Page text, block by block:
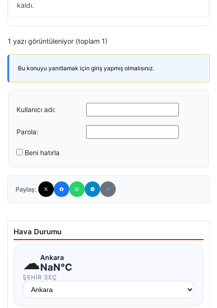
kaldı.
1 yazı görüntüleniyor (toplam 1)
Bu konuyu yanıtlamak için giriş yapmış olmalısınız.
Kullanıcı adı:
Parola:
Beni hatırla
Paylaş:
Hava Durumu
☁Ankara
NaN°C
ŞEHIR SEÇ